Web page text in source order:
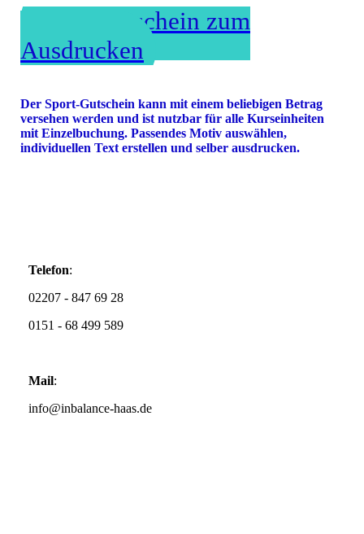
Sport-Gutschein zum
Ausdrucken
Der Sport-Gutschein kann mit einem beliebigen Betrag
versehen werden und ist nutzbar für alle Kurseinheiten
mit Einzelbuchung. Passendes Motiv auswählen,
individuellen Text erstellen und selber ausdrucken.
Telefon:
02207 - 847 69 28
0151 - 68 499 589
Mail:
info@inbalance-haas.de